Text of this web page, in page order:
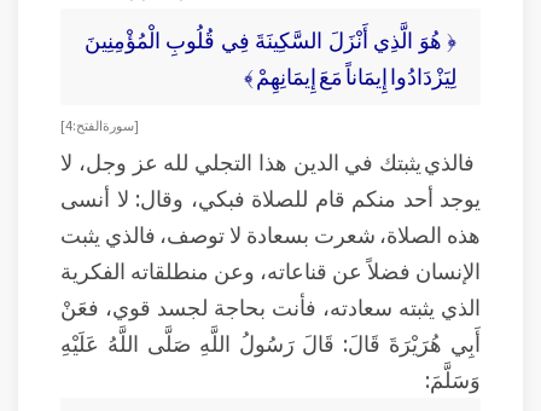
﴿ هُوَ الَّذِي أَنْزَلَ السَّكِينَةَ فِي قُلُوبِ الْمُؤْمِنِينَ
لِيَزْدَادُوا إِيمَاناً مَعَ إِيمَانِهِمْ ﴾
[ سورة الفتح: 4]
فالذي يثبتك في الدين هذا التجلي لله عز وجل، لا
يوجد أحد منكم قام للصلاة فبكي، وقال: لا أنسى
هذه الصلاة، شعرت بسعادة لا توصف، فالذي يثبت
الإنسان فضلاً عن قناعاته، وعن منطلقاته الفكرية
الذي يثبته سعادته، فأنت بحاجة لجسد قوي، فعَنْ
أَبِي هُرَيْرَةَ قَالَ: قَالَ رَسُولُ اللَّهِ صَلَّى اللَّهُ عَلَيْهِ
وَسَلَّمَ: